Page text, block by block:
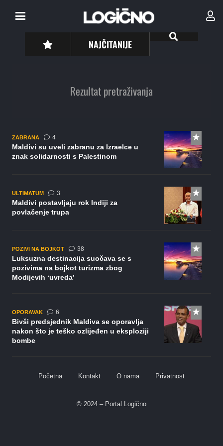
NAJČITANIJE
Rezultat pretraživanja
ZABRANA 4komentara
Maldivi su uveli zabranu za Izraelce u
znak solidarnosti s Palestinom
ULTIMATUM 3komentara
Maldivi postavljaju rok Indiji za
povlačenje trupa
POZIVI NA BOJKOT 38komentara
Luksuzna destinacija suočava se s
pozivima na bojkot turizma zbog
Modijevih ‘uvreda’
OPORAVAK 6komentara
Bivši predsjednik Maldiva se oporavlja
nakon što je teško ozlijeđen u eksploziji
bombe
Početna Kontakt O nama Privatnost
© 2024 – Portal Logično